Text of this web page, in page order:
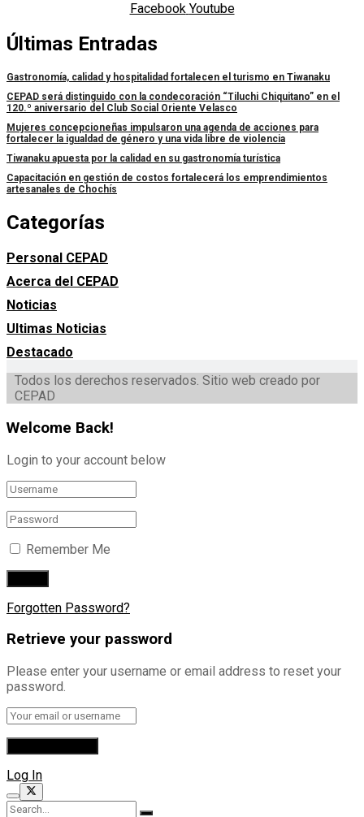
Facebook Youtube
Últimas Entradas
Gastronomía, calidad y hospitalidad fortalecen el turismo en Tiwanaku
CEPAD será distinguido con la condecoración “Tiluchi Chiquitano” en el
120.º aniversario del Club Social Oriente Velasco
Mujeres concepcioneñas impulsaron una agenda de acciones para
fortalecer la igualdad de género y una vida libre de violencia
Tiwanaku apuesta por la calidad en su gastronomía turística
Capacitación en gestión de costos fortalecerá los emprendimientos
artesanales de Chochís
Categorías
Personal CEPAD
Acerca del CEPAD
Noticias
Ultimas Noticias
Destacado
Todos los derechos reservados. Sitio web creado por
CEPAD
Welcome Back!
Login to your account below
Remember Me
Forgotten Password?
Retrieve your password
Please enter your username or email address to reset your
password.
Log In